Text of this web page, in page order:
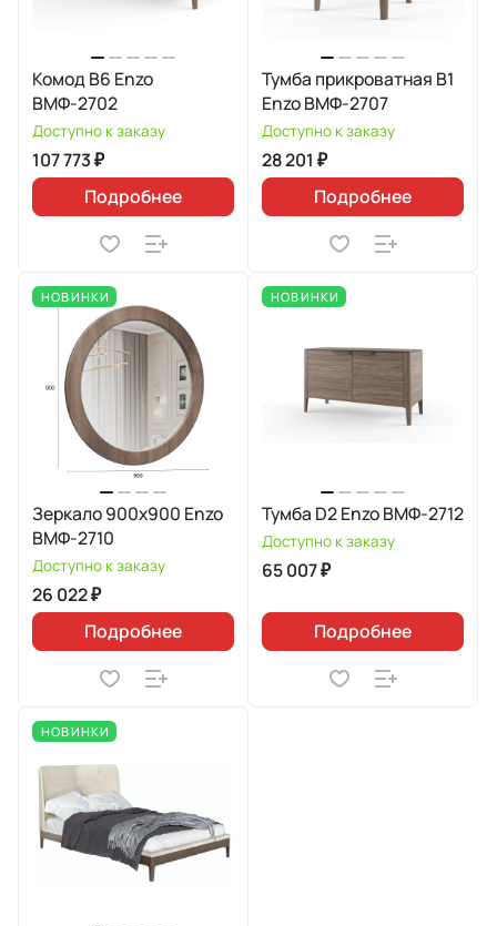
Комод В6 Enzo
ВМФ-2702
Доступно к заказу
107 773 ₽
Подробнее
Тумба прикроватная В1
Enzo ВМФ-2707
Доступно к заказу
28 201 ₽
Подробнее
НОВИНКИ
Зеркало 900х900 Enzo
ВМФ-2710
Доступно к заказу
26 022 ₽
Подробнее
НОВИНКИ
Тумба D2 Enzo ВМФ-2712
Доступно к заказу
65 007 ₽
Подробнее
НОВИНКИ